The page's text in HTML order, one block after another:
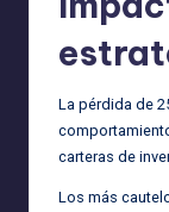
La pérdida de
carteras de
Los más